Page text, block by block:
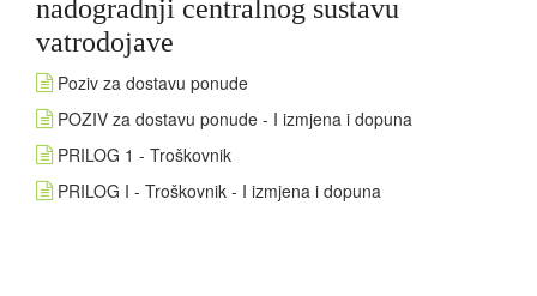
nadogradnji centralnog sustavu
vatrodojave
Poziv za dostavu ponude
POZIV za dostavu ponude - I izmjena i dopuna
PRILOG 1 - Troškovnik
PRILOG I - Troškovnik - I izmjena i dopuna